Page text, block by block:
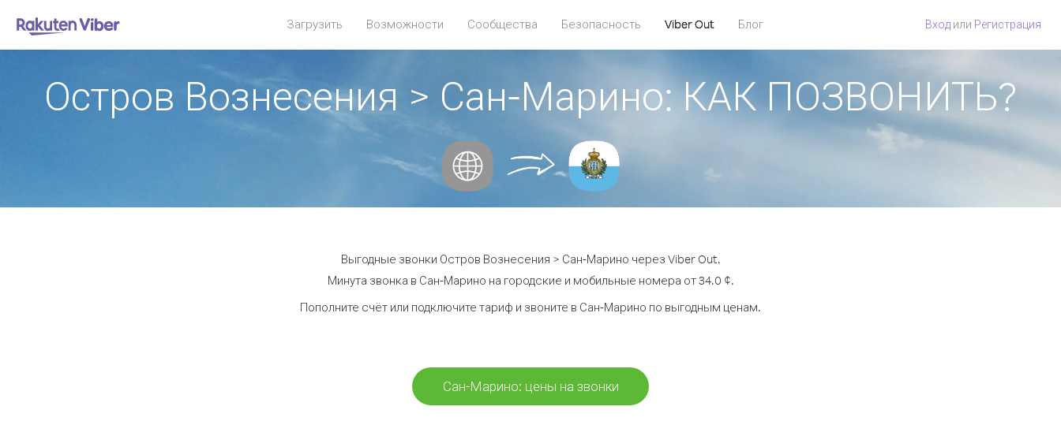
Загрузить Возможности Сообщества Безопасность Viber Out Блог Вход или Регистрация
Остров Вознесения > Сан-Марино: КАК ПОЗВОНИТЬ?
Выгодные звонки Остров Вознесения > Сан-Марино через Viber Out.
Минута звонка в Сан-Марино на городские и мобильные номера от 34.0 ¢.
Пополните счёт или подключите тариф и звоните в Сан-Марино по выгодным ценам.
Сан-Марино: цены на звонки